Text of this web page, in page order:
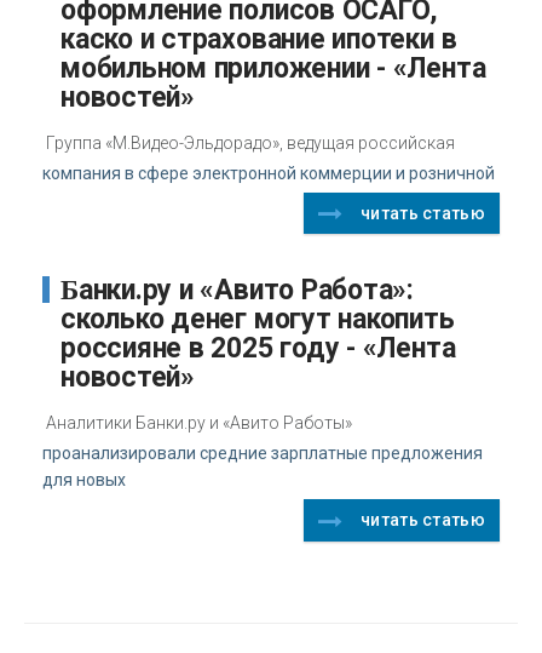
оформление полисов ОСАГО,
каско и страхование ипотеки в
мобильном приложении - «Лента
новостей»
Группа «М.Видео-Эльдорадо», ведущая российская
компания в сфере электронной коммерции и розничной
читать статью
Банки.ру и «Авито Работа»:
сколько денег могут накопить
россияне в 2025 году - «Лента
новостей»
Аналитики Банки.ру и «Авито Работы»
проанализировали средние зарплатные предложения
для новых
читать статью